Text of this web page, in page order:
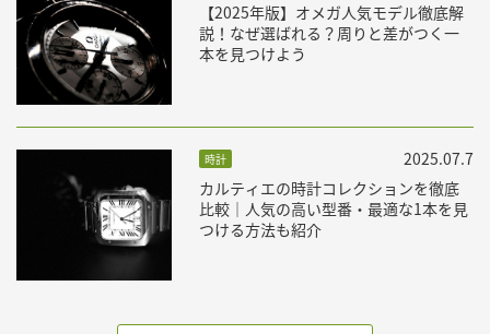
【2025年版】オメガ人気モデル徹底解
説！なぜ選ばれる？周りと差がつく一
本を見つけよう
時計
カルティエの時計コレクションを徹底
比較｜人気の高い型番・最適な1本を見
つける方法も紹介
2025.07.7